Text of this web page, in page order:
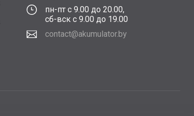
пн-пт с 9.00 до 20.00,
сб-вск с 9.00 до 19.00
contact@akumulator.by